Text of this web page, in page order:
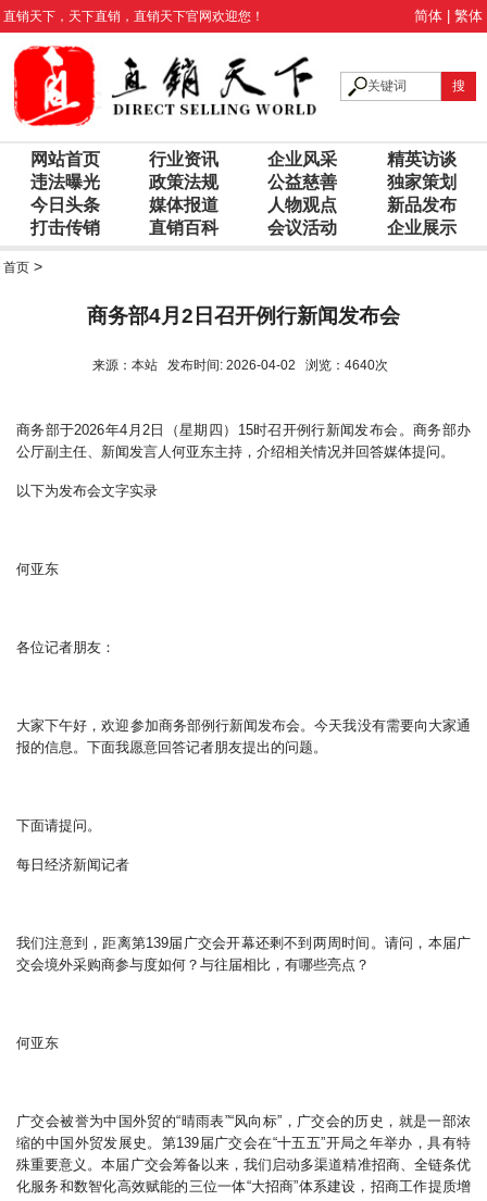
直销天下 ， 天下直销 ， 直销天下官网欢迎您！ 简体 繁体
网站首页 行业资讯 企业风采
精英访谈
违法曝光
政策法规 公益慈善
独家策划
今日头条
媒体报道 人物观点
新品发布
打击传销
直销百科 会议活动 企业展示
首页 >
商务部4月2日召开例行新闻发布会
来源：本站 发布时间: 2026-04-02 浏览：4640次
商务部于2026年4月2日（星期四）15时召开例行新闻发布会。商务部办
公厅副主任、新闻发言人何亚东主持，介绍相关情况并回答媒体提问。
以下为发布会文字实录
何亚东
各位记者朋友：
大家下午好，欢迎参加商务部例行新闻发布会。今天我没有需要向大家通
报的信息。下面我愿意回答记者朋友提出的问题。
下面请提问。
每日经济新闻记者
我们注意到，距离第139届广交会开幕还剩不到两周时间。请问，本届广
交会境外采购商参与度如何？与往届相比，有哪些亮点？
何亚东
广交会被誉为中国外贸的“晴雨表”“风向标”，广交会的历史，就是一部浓
缩的中国外贸发展史。第139届广交会在“十五五”开局之年举办，具有特
殊重要意义。本届广交会筹备以来，我们启动多渠道精准招商、全链条优
化服务和数智化高效赋能的三位一体“大招商”体系建设，招商工作提质增